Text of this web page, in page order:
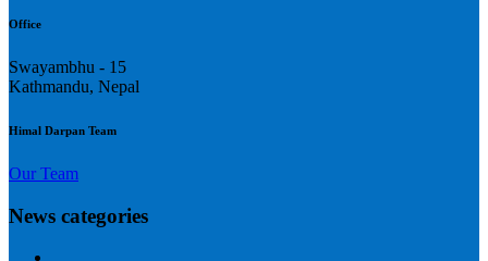
Office
Swayambhu - 15
Kathmandu, Nepal
Himal Darpan Team
Our Team
News categories